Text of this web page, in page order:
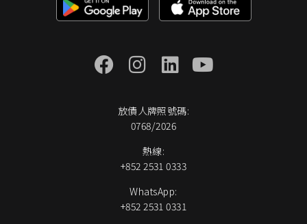
放債人牌照號碼:
0768/2026
熱線:
+852 2531 0333
WhatsApp:
+852 2531 0331